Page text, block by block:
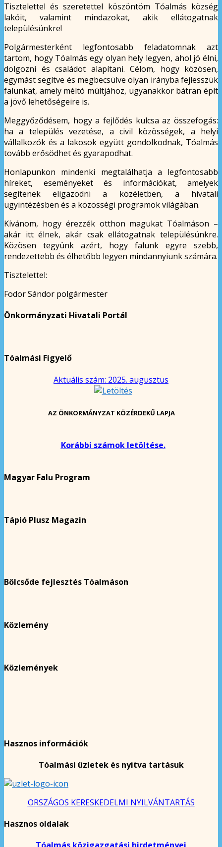
Tisztelettel és szeretettel köszöntöm Tóalmás község
lakóit, valamint mindazokat, akik ellátogatnak
településünkre!
Polgármesterként legfontosabb feladatomnak azt
tartom, hogy Tóalmás egy olyan hely legyen, ahol jó élni,
dolgozni és családot alapítani. Célom, hogy közösen,
egymást segítve és megbecsülve olyan irányba fejlesszük
falunkat, amely méltó múltjához, ugyanakkor bátran épít
a jövő lehetőségeire is.
Meggyőződésem, hogy a fejlődés kulcsa az összefogás:
ha a település vezetése, a civil közösségek, a helyi
vállalkozók és a lakosok együtt gondolkodnak, Tóalmás
tovább erősödhet és gyarapodhat.
Honlapunkon mindenki megtalálhatja a legfontosabb
híreket, eseményeket és információkat, amelyek
segítenek eligazodni a közéletben, a hivatali
ügyintézésben és a közösségi programok világában.
Kívánom, hogy érezzék otthon magukat Tóalmáson –
akár itt élnek, akár csak ellátogatnak településünkre.
Közösen tegyünk azért, hogy falunk egyre szebb,
rendezettebb és élhetőbb legyen mindannyiunk számára.
Tisztelettel:
Fodor Sándor polgármester
Önkormányzati Hivatali Portál
Tóalmási Figyelő
Aktuális szám: 2025. augusztus
AZ ÖNKORMÁNYZAT KÖZÉRDEKŰ LAPJA
Korábbi számok letöltése.
Magyar Falu Program
Tápió Plusz Magazin
Bölcsőde fejlesztés Tóalmáson
Közlemény
Közlemények
Hasznos információk
Tóalmási üzletek és nyitva tartásuk
ORSZÁGOS KERESKEDELMI NYILVÁNTARTÁS
Hasznos oldalak